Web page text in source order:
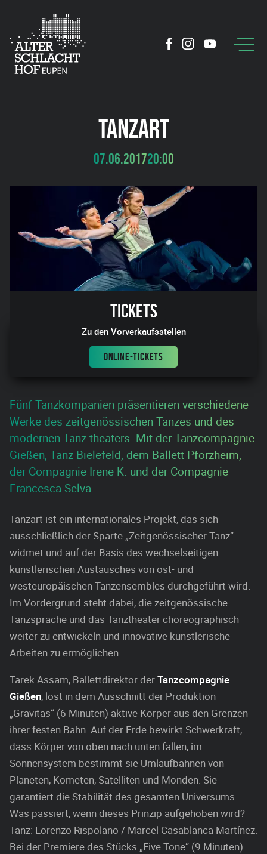
TANZART
07.06.201720:00
Tickets
Zu den Vorverkaufsstellen
ONLINE-TICKETS
Fünf Tanzkompanien präsentieren verschiedene
Werke des zeitgenössischen Tanzes und des
modernen Tanz-theaters. Mit der Tanzcompagnie
Gießen, Tanz Bielefeld, dem Ballett Pforzheim,
der Compagnie Irene K. und der Compagnie
Francesca Selva.
Tanzart ist ein internationales Projekt, das sich
ausschließlich der Sparte „Zeitgenössischer Tanz”
widmet und auf der Basis des wechselseitigen
künstlerischen Austausches von ost- und
westeuropäischen Tanzensembles durchgeführt wird.
Im Vordergrund steht dabei, die zeitgenössische
Tanzsprache und das Tanztheater choreographisch
weiter zu entwickeln und innovative künstlerische
Arbeiten zu ermöglichen.
Tarek Assam, Ballettdirektor derTanzcompagnie
Gießen, löst in dem Ausschnitt der Produktion
„Gravitas“ (6 Minuten) aktive Körper aus den Grenzen
ihrer festen Bahn. Auf der Erde bewirkt Schwerkraft,
dass Körper von oben nach unten fallen, im
Sonnensystem bestimmt sie Umlaufbahnen von
Planeten, Kometen, Satelliten und Monden. Sie
garantiert die Stabilität des gesamten Universums.
Was passiert, wenn dieses Prinzip aufgehoben wird?
Tanz: Lorenzo Rispolano / Marcel Casablanca Martínez.
Bei der Premiere des Stücks „Five Tone“ (9 Minuten)